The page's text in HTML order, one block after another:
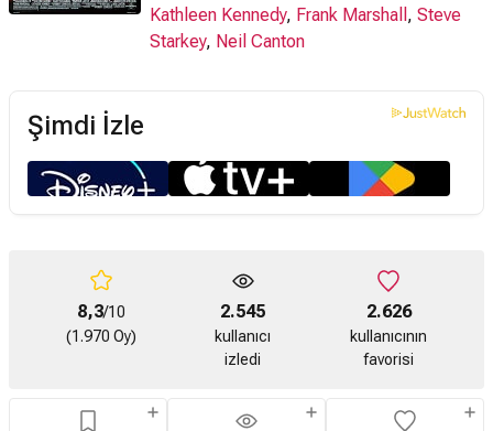
Kathleen Kennedy, Frank Marshall , Steve
Starkey, Neil Canton
Şimdi İzle
8,3/10
(1.970 Oy)
2.545
kullanıcı
izledi
2.626
kullanıcının
favorisi